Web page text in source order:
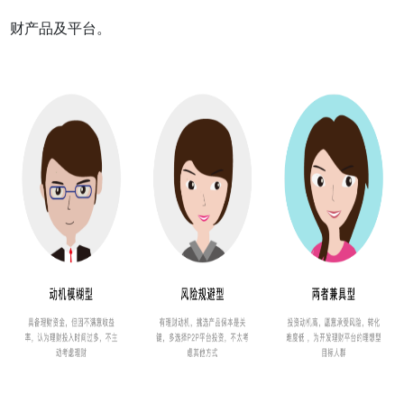
财产品及平台。